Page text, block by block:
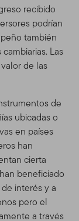
recibido
podrían
también
Las
de las
de
ubicadas o
en países
han
cierta
beneficiado
interés y a
pero el
a través